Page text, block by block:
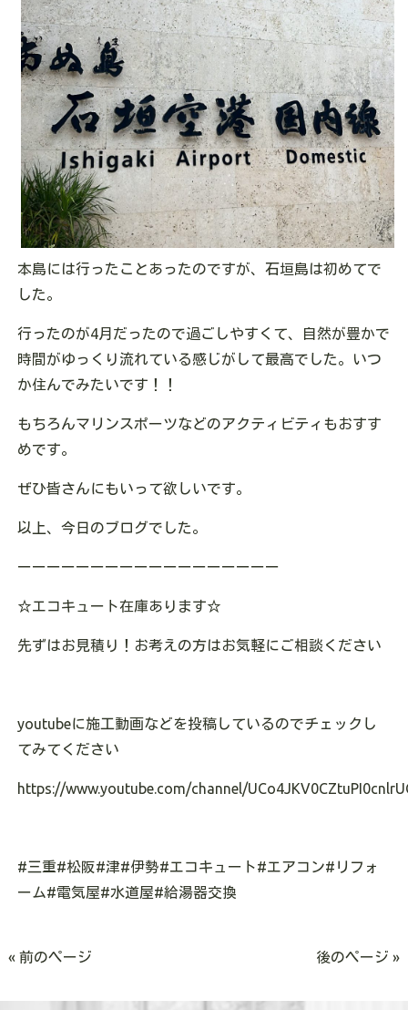
本島には行ったことあったのですが、石垣島は初めてで
した。
行ったのが4月だったので過ごしやすくて、自然が豊かで
時間がゆっくり流れている感じがして最高でした。いつ
か住んでみたいです！！
もちろんマリンスポーツなどのアクティビティもおすす
めです。
ぜひ皆さんにもいって欲しいです。
以上、今日のブログでした。
ーーーーーーーーーーーーーーーーーー
☆エコキュート在庫あります☆
先ずはお見積り！お考えの方はお気軽にご相談ください
youtubeに施工動画などを投稿しているのでチェックし
てみてください
https://www.youtube.com/channel/
#三重#松阪#津#伊勢#エコキュート#エアコン# リフォ
ーム#電気屋#水道屋#給湯器交換
« 前のページ 後のページ »